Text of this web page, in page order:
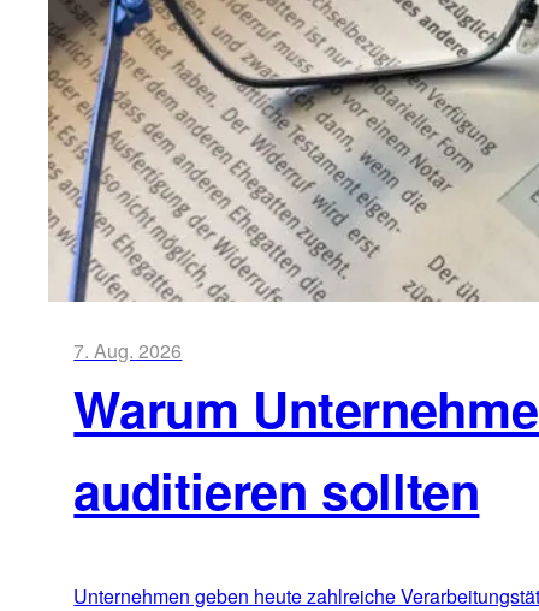
7. Aug. 2026
Warum
auditieren sollten
Unternehmen geben heute zahlreiche